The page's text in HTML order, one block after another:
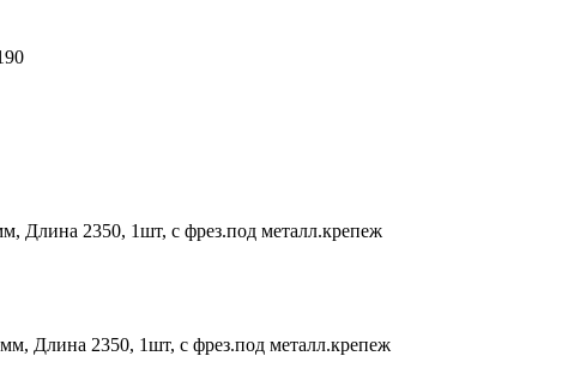
Длина 2350, 1шт, с фрез.под металл.крепеж
Длина 2350, 1шт, с фрез.под металл.крепеж